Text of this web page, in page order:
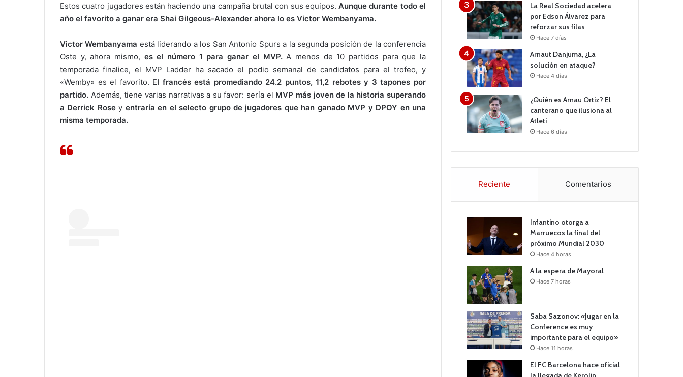
Estos cuatro jugadores están haciendo una campaña brutal con sus equipos.Aunque durante todo el
año el favorito a ganar era Shai Gilgeous-Alexander ahora lo es Victor Wembanyama.
Victor Wembanyama está liderando a los San Antonio Spurs a la segunda posición de la conferencia
Oste y, ahora mismo, es el número 1 para ganar el MVP.A menos de 10 partidos para que la
temporada finalice, el MVP Ladder ha sacado el podio semanal de candidatos para el trofeo, y
«Wemby» es el favorito. El francés está promediando 24.2 puntos, 11,2 rebotes y 3 tapones por
partido. Además, tiene varias narrativas a su favor: sería el MVP más joven de la historia superando
a Derrick Rosey entraría en el selecto grupo de jugadores que han ganado MVP y DPOY en una
misma temporada.
La Real Sociedad acelera
por Edson Álvarez para
reforzar sus filas
Hace 7 días
Arnaut Danjuma, ¿La
solución en ataque?
Hace 4 días
¿Quién es Arnau Ortiz? El
canterano que ilusiona al
Atleti
Hace 6 días
Reciente Comentarios
Infantino otorga a
Marruecos la final del
próximo Mundial 2030
Hace 4 horas
A la espera de Mayoral
Hace 7 horas
Saba Sazonov: «Jugar en la
Conference es muy
importante para el equipo»
Hace 11 horas
El FC Barcelona hace oficial